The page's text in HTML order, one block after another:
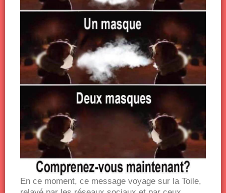
En ce moment, ce message voyage sur la Toile,